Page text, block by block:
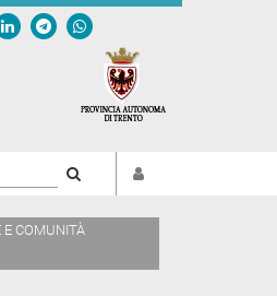
E COMUNITÀ